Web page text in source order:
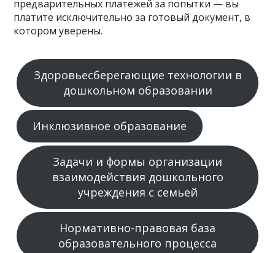
предварительных платежей за попытки — вы
платите исключительно за готовый документ, в
котором уверены.
Здоровьесберегающие технологии в
дошкольном образовании
Инклюзивное образование
Задачи и формы организации
взаимодействия дошкольного
учреждения с семьей
Нормативно-правовая база
образовательного процесса